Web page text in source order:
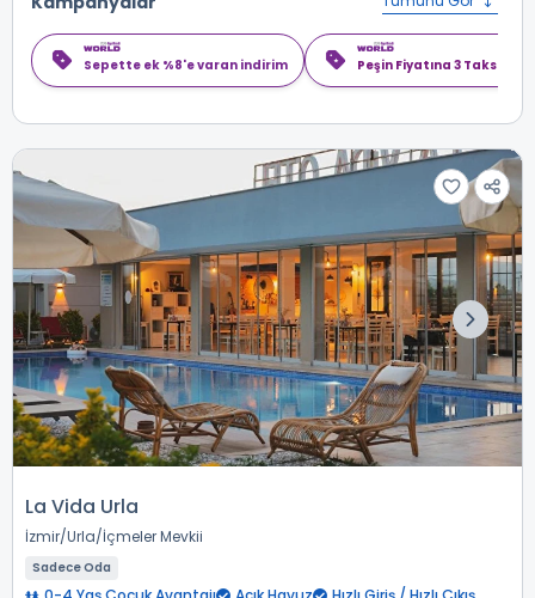
Sepette ek %8'e varan indirim Peşin Fiyatına 3 Taksit
La Vida Urla
İzmir Urla İçmeler Mevkii
Sadece Oda